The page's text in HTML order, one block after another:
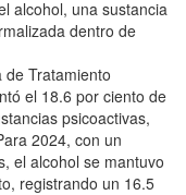
alcohol, una sustancia
dentro de
Tratamiento
el 18.6 por ciento de
psicoactivas,
2024, con un
el alcohol se mantuvo
registrando un 16.5